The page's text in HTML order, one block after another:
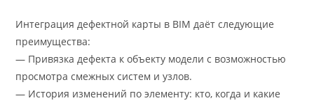
Интеграция дефектной карты в BIM даёт следующие
преимущества:
— Привязка дефекта к объекту модели с возможностью
просмотра смежных систем и узлов.
— История изменений по элементу: кто, когда и какие